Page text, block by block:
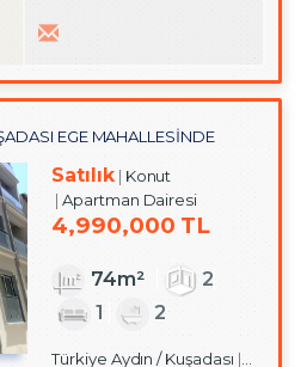
EGE MAHALLESİNDE
Satılık
Konut
Apartman Dairesi
4,990,000 TL
74m²
2
1
2
Türkiye Aydın / Kuşadası